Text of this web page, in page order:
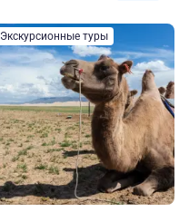
Экскурсионные туры